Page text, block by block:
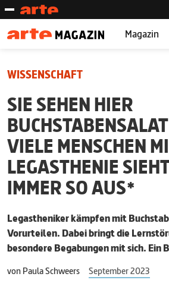
Magazin
WISSENSCHAFT
SIE SEHEN HIER
VIELE MENSCHEN
LEGASTHENIE
IMMER SO AUS*
Legastheniker kämpfen mit
Vorurteilen. Dabei bringt die
besondere Begabungen mit sich. Ein
vonPaula Schweers September 2023